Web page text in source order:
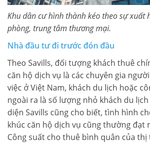
Khu dân cư hình thành kéo theo sự xuất
phòng, trung tâm thương mại.
Nhà đầu tư đi trước đón đầu
Theo Savills, đối tượng khách thuê
căn hộ dịch vụ là các chuyên gia
việc ở Việt Nam, khách du lịch hoặc
ngoài ra là số lượng nhỏ khách du
diện Savills cũng cho biết, tình hình
khúc căn hộ dịch vụ cũng thường đạt
Công suất cho thuê bình quân của